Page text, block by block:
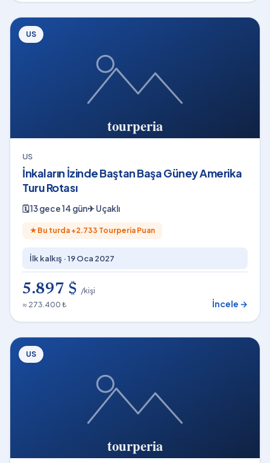
US
US
İnkaların İzinde Baştan Başa Güney Amerika
Turu Rotası
🗓13 gece 14 gün✈Uçaklı
★ Bu turda +2.733 Tourperia Puan
İlk kalkış ·19 Oca 2027
5.897 $ /kişi
≈ 273.400 ₺
İncele →
US